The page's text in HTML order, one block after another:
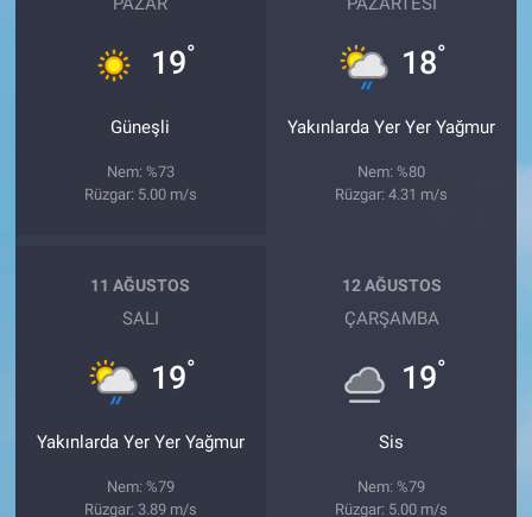
19°
Güneşli
Nem: %73
Rüzgar: 5.00 m/s
18°
Yakınlarda Yer Yer Yağmur
Nem: %80
Rüzgar: 4.31 m/s
11 AĞUSTOS
SALI
19°
Yakınlarda Yer Yer Yağmur
Nem: %79
Rüzgar: 3.89 m/s
12 AĞUSTOS
ÇARŞAMBA
19°
Sis
Nem: %79
Rüzgar: 5.00 m/s